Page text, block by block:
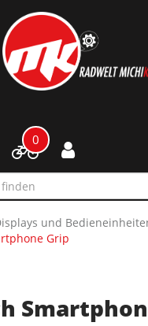
0
und
Grip